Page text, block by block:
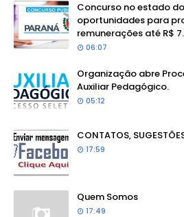
Concurso no estado
oportunidades para
remunerações até R$
06:07
Organização abre
Auxiliar Pedagógico.
05:12
CONTATOS,
17:59
Quem Somos
17:49